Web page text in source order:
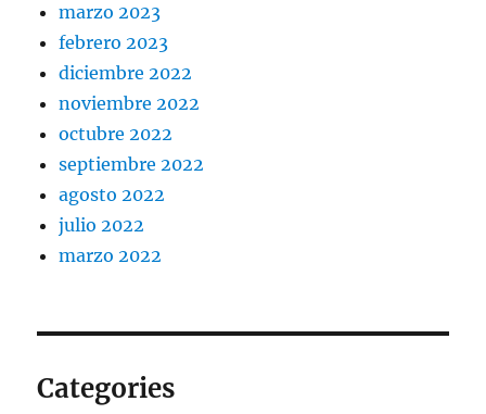
marzo 2023
febrero 2023
diciembre 2022
noviembre 2022
octubre 2022
septiembre 2022
agosto 2022
julio 2022
marzo 2022
Categories